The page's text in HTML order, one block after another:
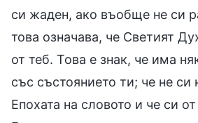
си жаден, ако въобще не си
това означава, че Светият
от теб. Това е знак, че има
със състоянието ти; че не си
Епохата на словото и че си